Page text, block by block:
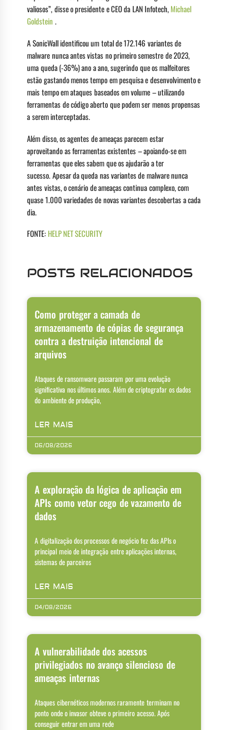
valiosos”, disse o presidente e CEO da LAN Infotech,Michael
Goldstein .
A SonicWall identificou um total de 172.146 variantes de
malware nunca antes vistas no primeiro semestre de 2023,
uma queda (-36%) ano a ano, sugerindo que os malfeitores
estão gastando menos tempo em pesquisa e desenvolvimento e
mais tempo em ataques baseados em volume – utilizando
ferramentas de código aberto que podem ser menos propensas
a serem interceptadas.
Além disso, os agentes de ameaças parecem estar
aproveitando as ferramentas existentes – apoiando-se em
ferramentas que eles sabem que os ajudarão a ter
sucesso. Apesar da queda nas variantes de malware nunca
antes vistas, o cenário de ameaças continua complexo, com
quase 1.000 variedades de novas variantes descobertas a cada
dia.
FONTE: HELP NET SECURITY
POSTS RELACIONADOS
Como proteger a camada de
armazenamento de cópias de segurança
contra a destruição intencional de
arquivos
Ataques de ransomware passaram por uma evolução
significativa nos últimos anos. Além de criptografar os dados
do ambiente de produção,
LER MAIS
06/08/2026
A exploração da lógica de aplicação em
APIs como vetor cego de vazamento de
dados
A digitalização dos processos de negócio fez das APIs o
principal meio de integração entre aplicações internas,
sistemas de parceiros
LER MAIS
04/08/2026
A vulnerabilidade dos acessos
privilegiados no avanço silencioso de
ameaças internas
Ataques cibernéticos modernos raramente terminam no
ponto onde o invasor obteve o primeiro acesso. Após
conseguir entrar em uma rede